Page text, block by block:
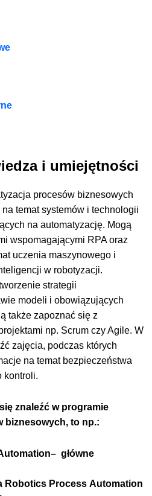
i umiejętności
procesów biznesowych
temat systemów i technologii
na automatyzację. Mogą
wspomagającymi RPA oraz
uczenia maszynowego i
w robotyzacji.
strategii
modeli i obowiązujących
także zapoznać się z
np. Scrum czy Agile. W
zajęcia, podczas których
na temat bezpieczeństwa
kontroli.
znaleźć w programie
biznesowych, to np.:
główne
Robotics Process Automation